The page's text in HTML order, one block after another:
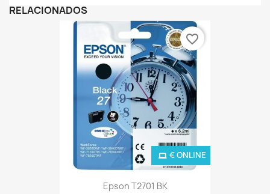
RELACIONADOS
Epson T2701 BK
€ ONLINE
favorite_border